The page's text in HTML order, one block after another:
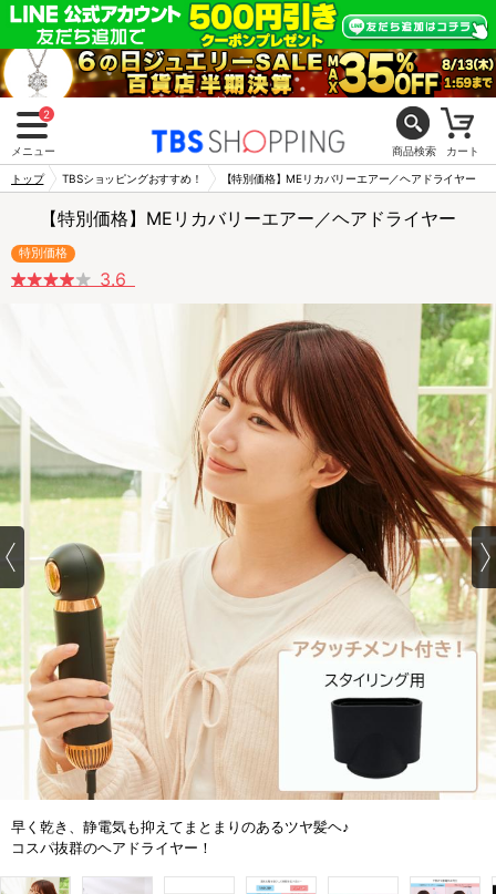
2
メニュー 商品検索 カート
トップ TBSショッピングおすすめ！ 【特別価格】MEリカバリーエアー／ヘアドライヤー
【特別価格】MEリカバリーエアー／ヘアドライヤー
特別価格
3.6
早く乾き、静電気も抑えてまとまりのあるツヤ髪ヘ♪
コスパ抜群のヘアドライヤー！